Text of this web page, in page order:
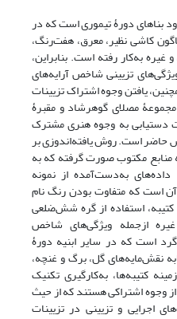
بناهای دورۀ تیموری است که در
کاشی نظیر، معرق، هفت‌رنگ،
غیره به‌کار رفته است. بنابراین،
تزیینی شاخص آرایه‌های
یافتن وجوه اشتراک تزیینات
مصلای گوهرشاد و مقبرۀ‌
دستیابی به وجوه هنری مشترک
حاضر است. روش یافته‌اندوزی بر
منابع مکتوب صورت گرفته که به
به‌دست‌آمده از نمونه
آن است که متفاوت بودن رنگ نام
استفاده از گره شش‌ضلعی
ازجمله ویژگی‌های شاخص
است که در سایر ابنیه دورۀ
نقش‌مایه‌های گل، برگ و غنچه،
کتیبه‌ها، به‌کارگیری تکنیک
وجوه اشتراکی هستند که از حیث
اجرایی و تزیینی در تزیینات